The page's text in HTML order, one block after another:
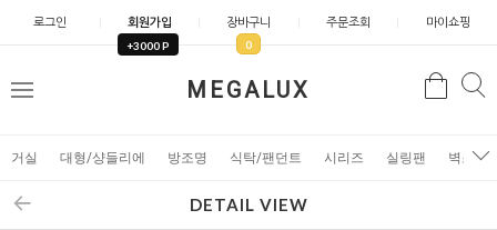
로그인 회원가입
+3000 P
장바구니
0
주문조회 마이쇼핑
MEGALUX
메
검
거실 대형/샹들리에 방조명 식탁/팬던트 시리즈 실링팬 벽조명
DETAIL VIEW